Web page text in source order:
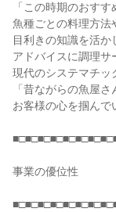
「この時期のおす
魚種ごとの料理方法
目利きの知識を活か
アドバイスに調理サ
現代のシステマチッ
「昔ながらの魚屋さ
お客様の心を掴んで
事業の優位性